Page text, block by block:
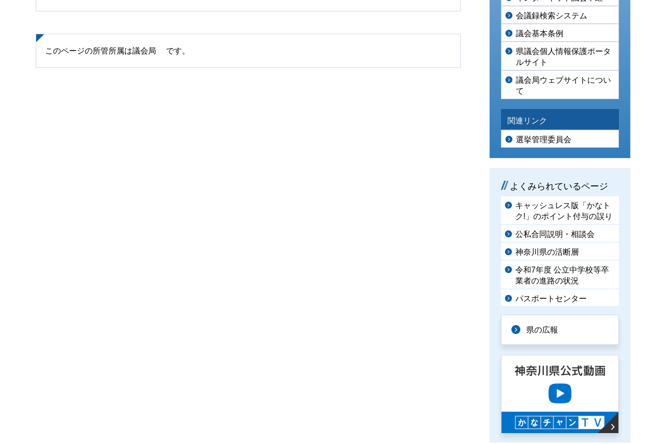
このページの所管所属は議会局 です。
会議録検索システム
議会基本条例
県議会個人情報保護ポータ
ルサイト
議会局ウェブサイトについ
て
関連リンク
選挙管理委員会
よくみられているページ
キャッシュレス版「かなト
ク!」のポイント付与の誤り
公私合同説明・相談会
神奈川県の活断層
令和7年度 公立中学校等卒
業者の進路の状況
パスポートセンター
県の広報